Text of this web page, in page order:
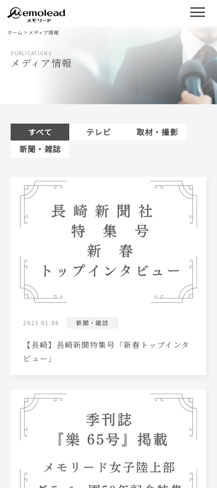
ホーム > メディア情報
PUBLICATIONS
メディア情報
すべて テレビ
取材・撮影
新聞・雑誌
2025.01.06 新聞・雑誌
【長崎】長崎新聞特集号「新春トップインタ
ビュー」